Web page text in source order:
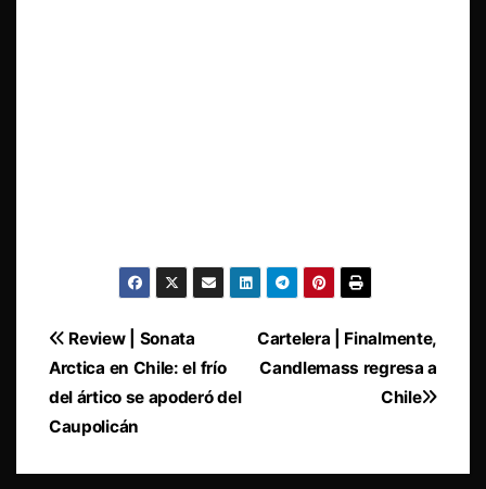
Navegación
de
entradas
Cartelera | Finalmente,
Candlemass regresa a
Chile
Review | Sonata
Arctica en Chile: el frío
del ártico se apoderó del
Caupolicán